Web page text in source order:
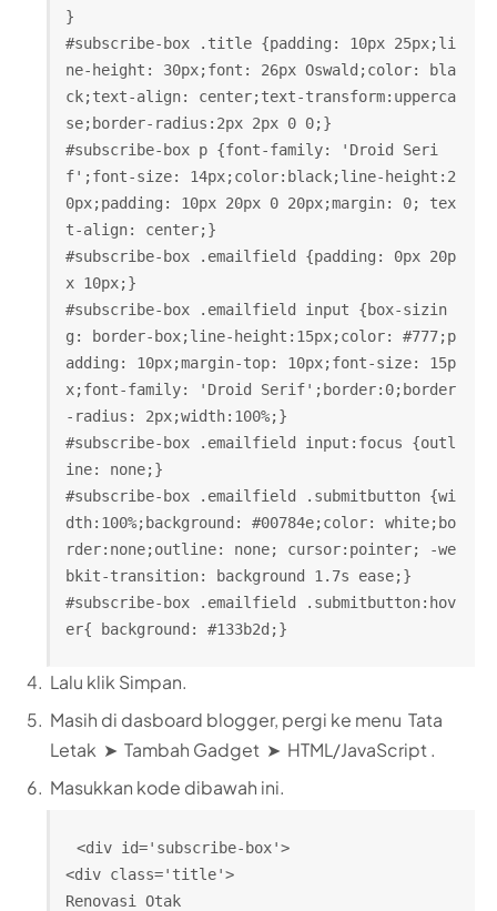
}
#subscribe-box .title {padding: 10px 25px;li
ne-height: 30px;font: 26px Oswald;color: bla
ck;text-align: center;text-transform:upperca
se;border-radius:2px 2px 0 0;}
#subscribe-box p {font-family: 'Droid Seri
f';font-size: 14px;color:black;line-height:2
0px;padding: 10px 20px 0 20px;margin: 0; tex
t-align: center;}
#subscribe-box .emailfield {padding: 0px 20p
x 10px;}
#subscribe-box .emailfield input {box-sizin
g: border-box;line-height:15px;color: #777;p
adding: 10px;margin-top: 10px;font-size: 15p
x;font-family: 'Droid Serif';border:0;border
-radius: 2px;width:100%;}
#subscribe-box .emailfield input:focus {outl
ine: none;}
#subscribe-box .emailfield .submitbutton {wi
dth:100%;background: #00784e;color: white;bo
rder:none;outline: none; cursor:pointer; -we
bkit-transition: background 1.7s ease;}
#subscribe-box .emailfield .submitbutton:hov
er{ background: #133b2d;}
Lalu klik Simpan.
Masih di dasboard blogger, pergi ke menu Tata
Letak ➤ Tambah Gadget ➤ HTML/JavaScript .
Masukkan kode dibawah ini.
<div id='subscribe-box'>
<div class='title'>
Renovasi Otak